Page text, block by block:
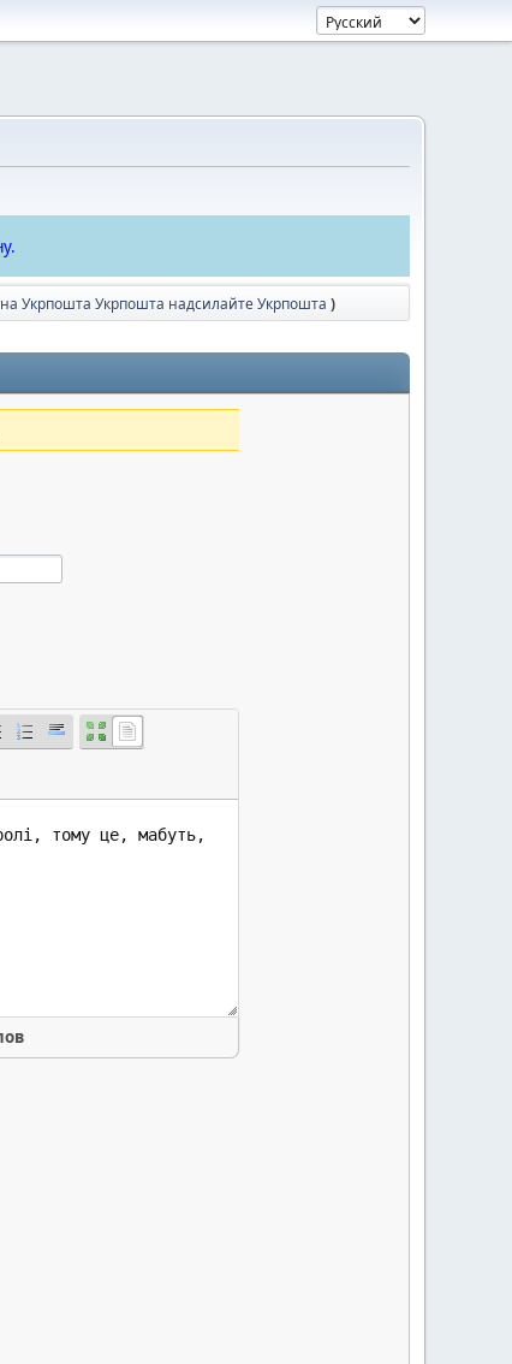
Укрпошта Укрпошта надсилайте Укрпошта )